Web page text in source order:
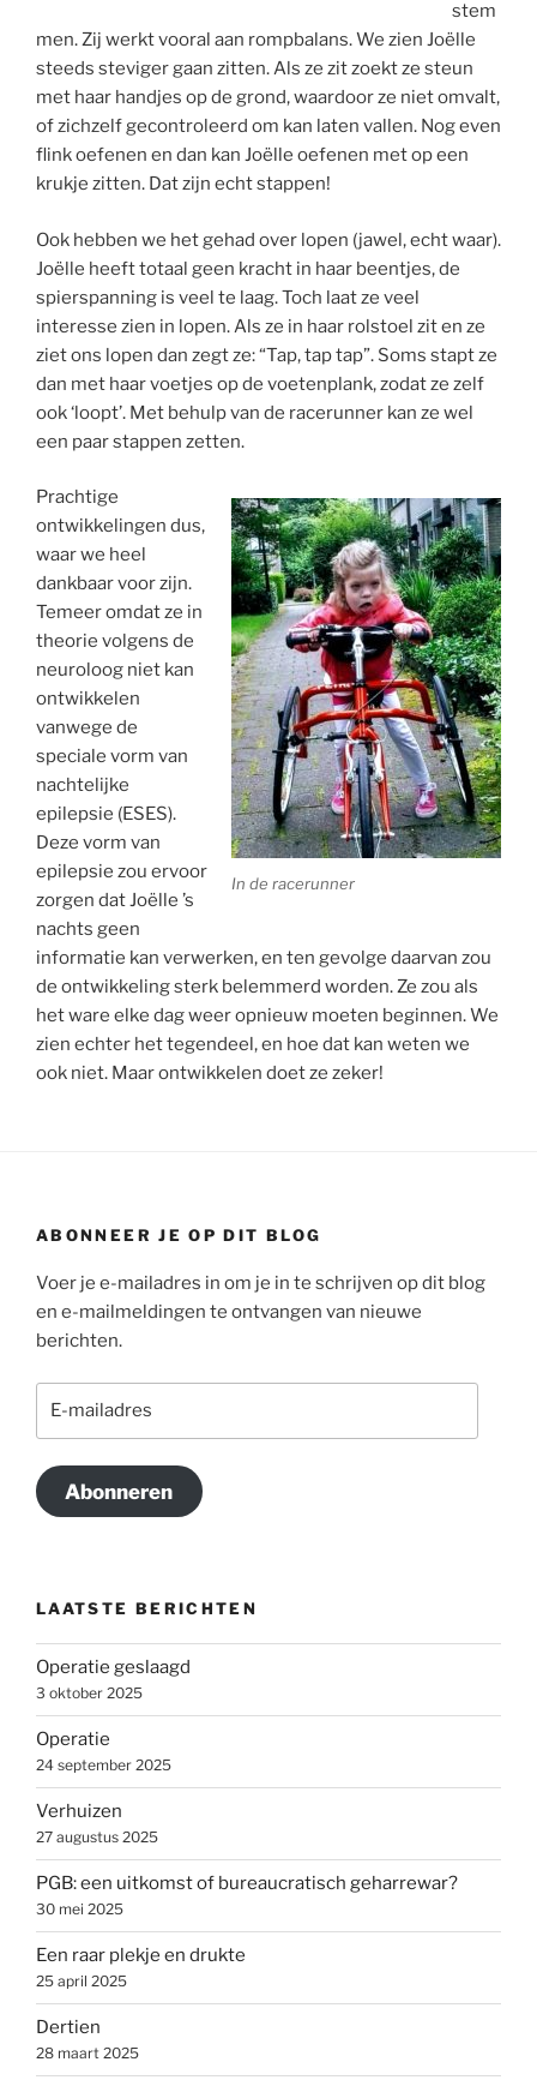
stem
men. Zij werkt vooral aan rompbalans. We zien Joëlle
steeds steviger gaan zitten. Als ze zit zoekt ze steun
met haar handjes op de grond, waardoor ze niet omvalt,
of zichzelf gecontroleerd om kan laten vallen. Nog even
flink oefenen en dan kan Joëlle oefenen met op een
krukje zitten. Dat zijn echt stappen!
Ook hebben we het gehad over lopen (jawel, echt waar).
Joëlle heeft totaal geen kracht in haar beentjes, de
spierspanning is veel te laag. Toch laat ze veel
interesse zien in lopen. Als ze in haar rolstoel zit en ze
ziet ons lopen dan zegt ze: “Tap, tap tap”. Soms stapt ze
dan met haar voetjes op de voetenplank, zodat ze zelf
ook ‘loopt’. Met behulp van de racerunner kan ze wel
een paar stappen zetten.
In de racerunner
Prachtige
ontwikkelingen dus,
waar we heel
dankbaar voor zijn.
Temeer omdat ze in
theorie volgens de
neuroloog niet kan
ontwikkelen
vanwege de
speciale vorm van
nachtelijke
epilepsie (ESES).
Deze vorm van
epilepsie zou ervoor
zorgen dat Joëlle ’s
nachts geen
informatie kan verwerken, en ten gevolge daarvan zou
de ontwikkeling sterk belemmerd worden. Ze zou als
het ware elke dag weer opnieuw moeten beginnen. We
zien echter het tegendeel, en hoe dat kan weten we
ook niet. Maar ontwikkelen doet ze zeker!
ABONNEER JE OP DIT BLOG
Voer je e-mailadres in om je in te schrijven op dit blog
en e-mailmeldingen te ontvangen van nieuwe
berichten.
Abonneren
LAATSTE BERICHTEN
Operatie geslaagd
3 oktober 2025
Operatie
24 september 2025
Verhuizen
27 augustus 2025
PGB: een uitkomst of bureaucratisch geharrewar?
30 mei 2025
Een raar plekje en drukte
25 april 2025
Dertien
28 maart 2025